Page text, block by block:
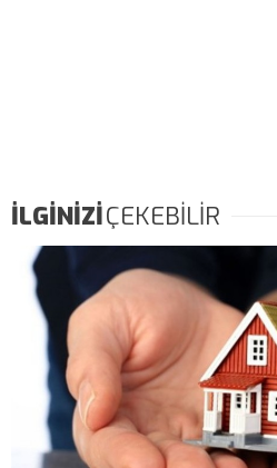
İLGİNİZİÇEKEBİLİR